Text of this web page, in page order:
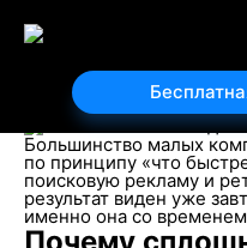
продажами сегодня и
25.06.2026
Автор статьи:
Алексей Захарченко
Большинство малых
по принципу «что
поисковую рекламу и
результат виден уже
именно она со временем